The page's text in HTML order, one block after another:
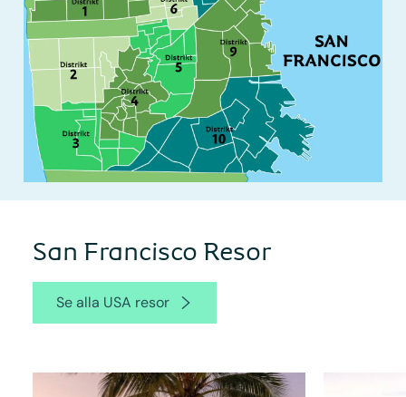
San Francisco Resor
Se alla USA resor